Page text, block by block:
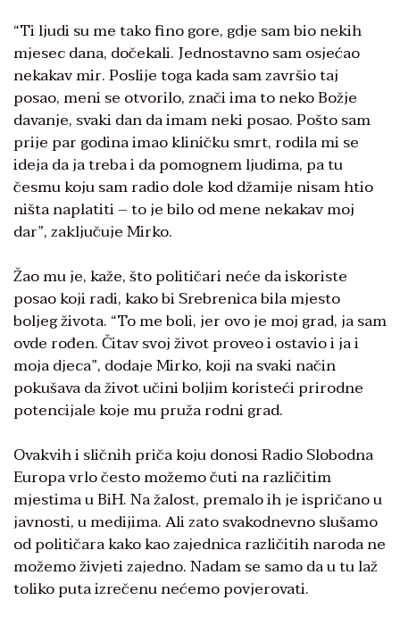
“Ti ljudi su me tako fino gore, gdje sam bio nekih
mjesec dana, dočekali. Jednostavno sam osjećao
nekakav mir. Poslije toga kada sam završio taj
posao, meni se otvorilo, znači ima to neko Božje
davanje, svaki dan da imam neki posao. Pošto sam
prije par godina imao kliničku smrt, rodila mi se
ideja da ja treba i da pomognem ljudima, pa tu
česmu koju sam radio dole kod džamije nisam htio
ništa naplatiti – to je bilo od mene nekakav moj
dar”, zaključuje Mirko.
Žao mu je, kaže, što političari neće da iskoriste
posao koji radi, kako bi Srebrenica bila mjesto
boljeg života. “To me boli, jer ovo je moj grad, ja sam
ovde rođen. Čitav svoj život proveo i ostavio i ja i
moja djeca”, dodaje Mirko, koji na svaki način
pokušava da život učini boljim koristeći prirodne
potencijale koje mu pruža rodni grad.
Ovakvih i sličnih priča koju donosi Radio Slobodna
Europa vrlo često možemo čuti na različitim
mjestima u BiH. Na žalost, premalo ih je ispričano u
javnosti, u medijima. Ali zato svakodnevno slušamo
od političara kako kao zajednica različitih naroda ne
možemo živjeti zajedno. Nadam se samo da u tu laž
toliko puta izrečenu nećemo povjerovati.